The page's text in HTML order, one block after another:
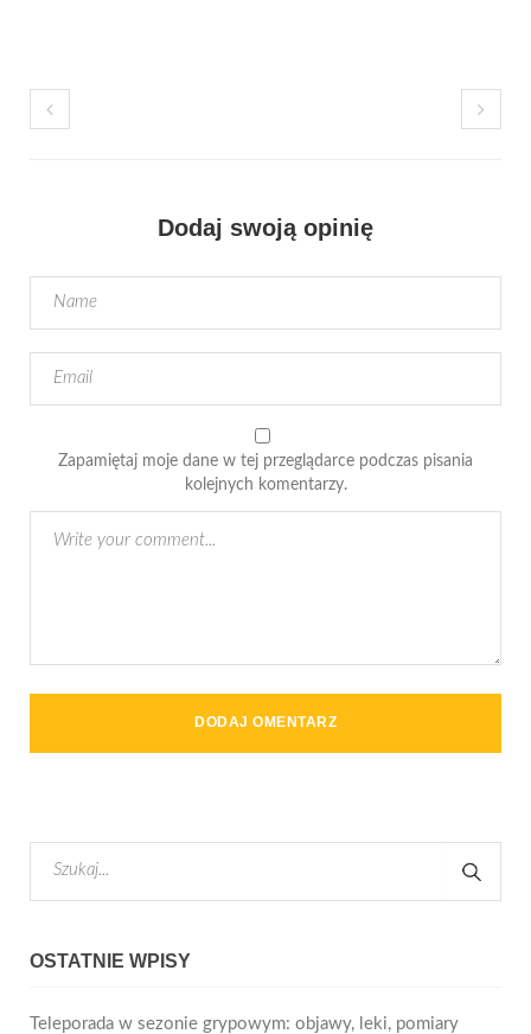
Dodaj swoją opinię
Zapamiętaj moje dane w tej przeglądarce podczas pisania
kolejnych komentarzy.
OSTATNIE WPISY
Teleporada w sezonie grypowym: objawy, leki, pomiary